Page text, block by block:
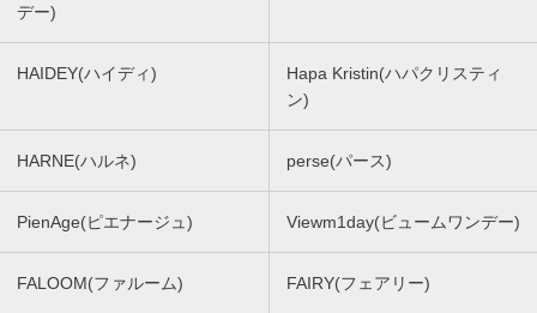
デー)
HAIDEY(ハイディ)
Hapa Kristin(ハパクリスティ
ン)
HARNE(ハルネ) perse(パース)
PienAge(ピエナージュ) Viewm1day(ビュームワンデー)
FALOOM(ファルーム) FAIRY(フェアリー)